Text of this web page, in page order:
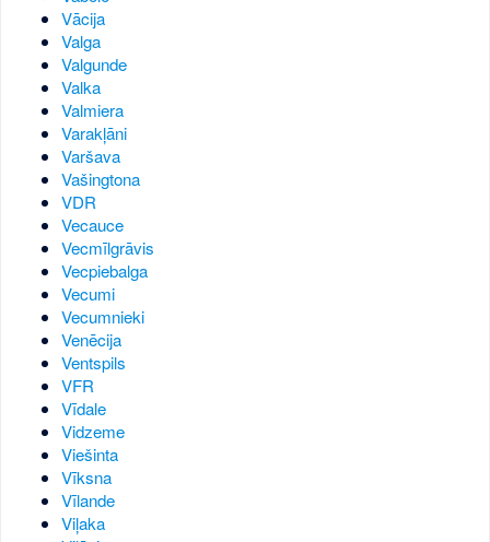
Vācija
Valga
Valgunde
Valka
Valmiera
Varakļāni
Varšava
Vašingtona
VDR
Vecauce
Vecmīlgrāvis
Vecpiebalga
Vecumi
Vecumnieki
Venēcija
Ventspils
VFR
Vīdale
Vidzeme
Viešinta
Vīksna
Vīlande
Viļaka